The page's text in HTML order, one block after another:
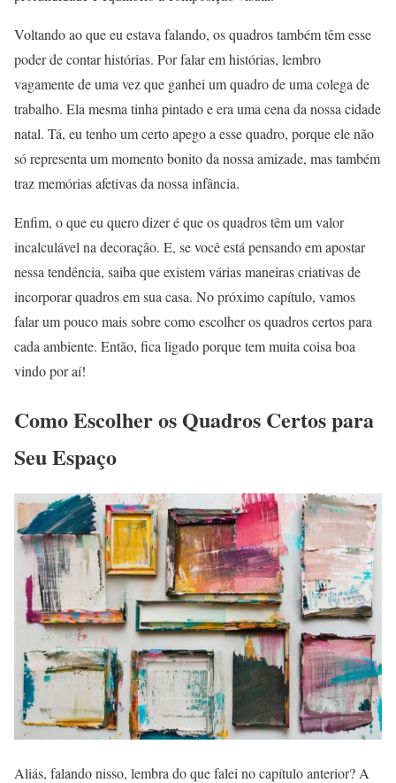
Voltando ao que eu estava falando, os quadros também têm esse
poder de contar histórias. Por falar em histórias, lembro
vagamente de uma vez que ganhei um quadro de uma colega de
trabalho. Ela mesma tinha pintado e era uma cena da nossa cidade
natal. Tá, eu tenho um certo apego a esse quadro, porque ele não
só representa um momento bonito da nossa amizade, mas também
traz memórias afetivas da nossa infância.
Enfim, o que eu quero dizer é que os quadros têm um valor
incalculável na decoração. E, se você está pensando em apostar
nessa tendência, saiba que existem várias maneiras criativas de
incorporar quadros em sua casa. No próximo capítulo, vamos
falar um pouco mais sobre como escolher os quadros certos para
cada ambiente. Então, fica ligado porque tem muita coisa boa
vindo por aí!
Como Escolher os Quadros Certos para
Seu Espaço
Aliás, falando nisso, lembra do que falei no capítulo anterior? A